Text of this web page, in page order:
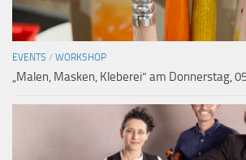
EVENTS / WORKSHOP
„Malen, Masken, Kleberei“ am Donnerstag,